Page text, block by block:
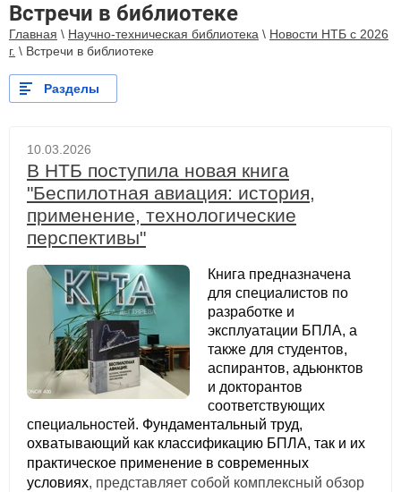
Встречи в библиотеке
Главная \ Научно-техническая библиотека \ Новости НТБ с 2026
г. \ Встречи в библиотеке
Разделы
10.03.2026
В НТБ поступила новая книга
"Беспилотная авиация: история,
применение, технологические
перспективы"
Книга предназначена
для специалистов по
разработке и
эксплуатации БПЛА, а
также для студентов,
аспирантов, адьюнктов
и докторантов
соответствующих
специальностей. Фундаментальный труд,
охватывающий как классификацию БПЛА, так и их
практическое применение в современных
условиях, представляет собой комплексный обзор